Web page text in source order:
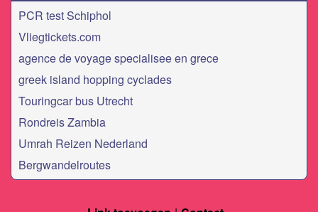
PCR test Schiphol
Vliegtickets.com
agence de voyage specialisee en grece
greek island hopping cyclades
Touringcar bus Utrecht
Rondreis Zambia
Umrah Reizen Nederland
Bergwandelroutes